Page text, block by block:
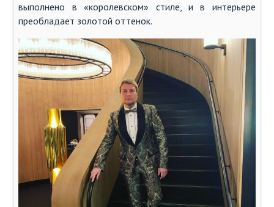
выполнено в «королевском» стиле, и в интерьере
преобладает золотой оттенок.